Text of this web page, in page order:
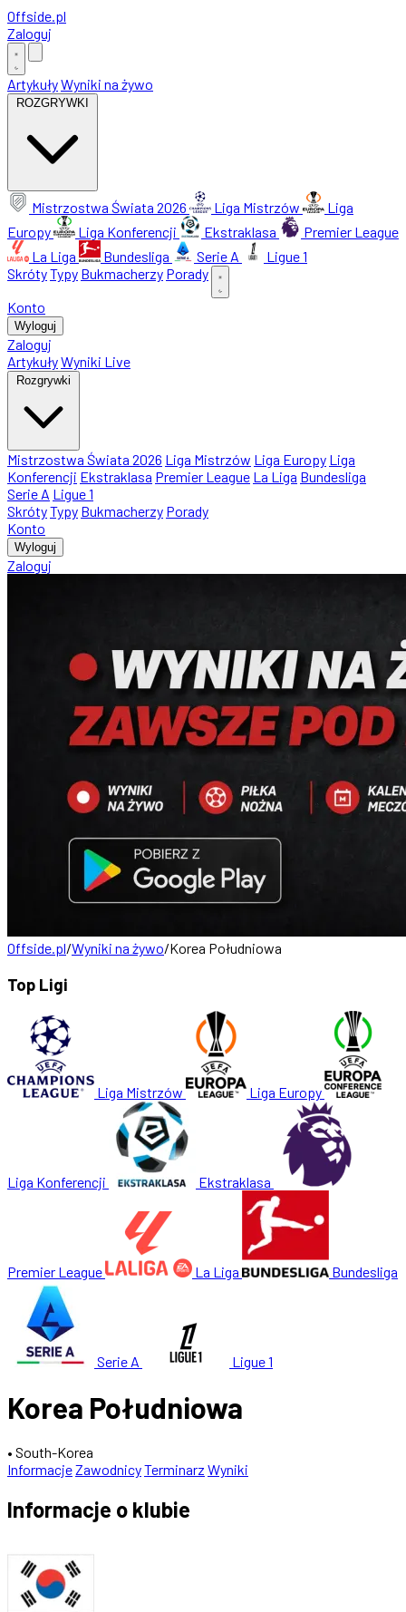
Offside.pl
Zaloguj
ArtykułyWyniki na żywo
ROZGRYWKI
Mistrzostwa Świata 2026 Liga Mistrzów
Liga
Europy
Liga Konferencji Ekstraklasa
Premier League
La Liga
Bundesliga Serie A
Ligue 1
SkrótyTypy Bukmacherzy Porady
Konto
Wyloguj
Zaloguj
ArtykułyWyniki Live
Rozgrywki
Mistrzostwa Świata 2026 Liga Mistrzów Liga Europy Liga
Konferencji Ekstraklasa Premier League La Liga Bundesliga
Serie A Ligue 1
SkrótyTypy Bukmacherzy Porady
Konto
Wyloguj
Zaloguj
Offside.pl/Wyniki na żywo/Korea Południowa
Top Ligi
Liga Mistrzów Liga Europy
Liga Konferencji Ekstraklasa
Premier League La Liga Bundesliga
Serie A Ligue 1
Korea Południowa
• South-Korea
InformacjeZawodnicyTerminarz Wyniki
Informacje o klubie